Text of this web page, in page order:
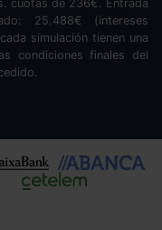
cuotas de 236€. Entrada
25.488€ (intereses
simulación tienen una
condiciones finales del